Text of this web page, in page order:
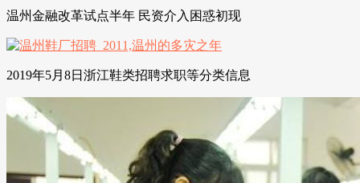
温州金融改革试点半年 民资介入困惑初现
2019年5月8日浙江鞋类招聘求职等分类信息